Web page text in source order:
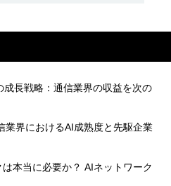
長戦略：通信業界の収益を次の
業界におけるAI成熟度と先駆企業
本当に必要か？ AIネットワーク